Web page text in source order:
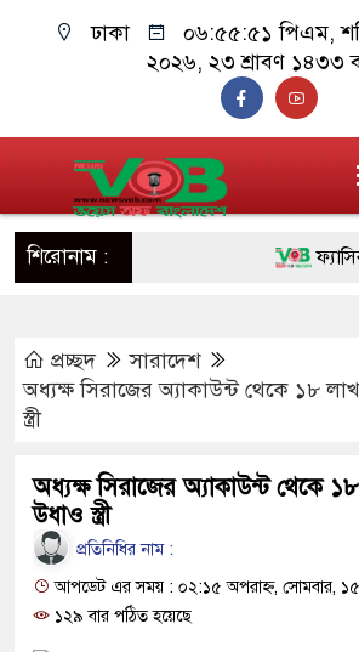
ঢাকা ০৬:৫৫:৫১ পিএম,
২০২৬, ২৩ শ্রাবণ ১৪৩৩
শিরোনাম :
সিল-স্বাক্ষর
প্রচ্ছদ
সারাদেশ
অধ্যক্ষ সিরাজের অ্যাকাউন্ট থেকে ১৮
স্ত্রী
অধ্যক্ষ সিরাজের অ্যাকাউন্ট থেকে
উধাও স্ত্রী
প্রতিনিধির নাম :
আপডেট এর সময় : ০২:১৫ অপরাহ্ন, সোমবার,
১২৯ বার পঠিত হয়েছে